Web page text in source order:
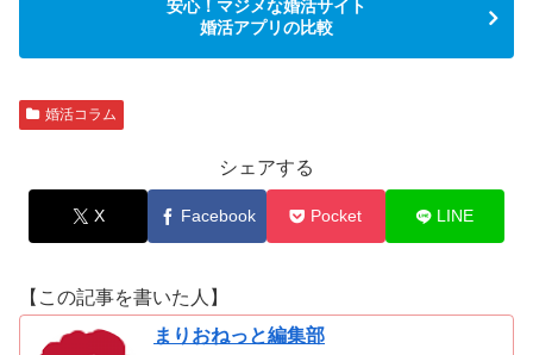
安心！マジメな婚活サイト
婚活アプリの比較
婚活コラム
シェアする
X Facebook Pocket LINE
【この記事を書いた人】
まりおねっと編集部